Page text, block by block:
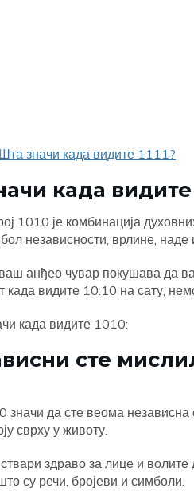
Шта значи када видите 1111?
када видите
1010 је комбинација
независности, врлине, наде
ваш анђео чувар покушава да
када видите 10:10 на сату,
када видите 1010:
сте
значи да сте веома
сврху у животу.
здраво за лице и
су речи, бројеви и симболи.